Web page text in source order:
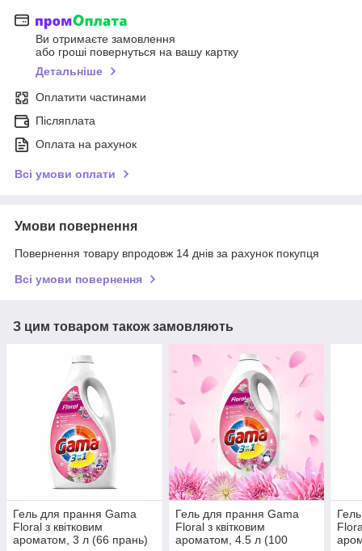
Ви отримаєте замовлення
або гроші повернуться на вашу картку
Детальніше
Оплатити частинами
Післяплата
Оплата на рахунок
Всі умови оплати
Умови повернення
Повернення товару впродовж 14 днів за рахунок покупця
Всі умови повернення
З цим товаром також замовляють
Гель для прання Gama
Floral з квітковим
ароматом, 3 л (66 прань)
Гель для прання Gama
Floral з квітковим
ароматом, 4.5 л (100